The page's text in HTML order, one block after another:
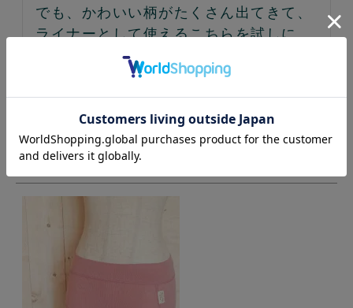
でも、かわいい柄がたくさん出てきて、
ライナーとして使えるこちらを試しに
使ってみることに。ずっと使い捨て続け
てきたコットン100ライナーを、全然使
わなくなりました。
デビューセットで購入しましたが、形も
素材もひし形よりこちらが好きです。